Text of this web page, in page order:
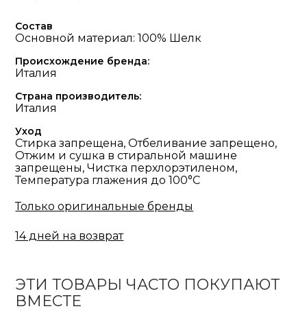
Состав
Основной материал: 100% Шелк
Происхождение бренда:
Италия
Страна производитель:
Италия
Уход
Стирка запрещена, Отбеливание запрещено,
Отжим и сушка в стиральной машине
запрещены, Чистка перхлорэтиленом,
Температура глажения до 100°С
Только оригинальные бренды
14 дней на возврат
ЭТИ ТОВАРЫ ЧАСТО ПОКУПАЮТ
ВМЕСТЕ